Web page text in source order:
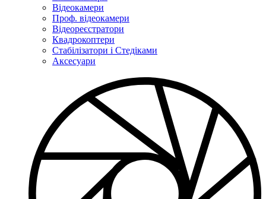
Відеокамери
Проф. відеокамери
Відеореєстратори
Квадрокоптери
Стабілізатори і Стедіками
Аксесуари